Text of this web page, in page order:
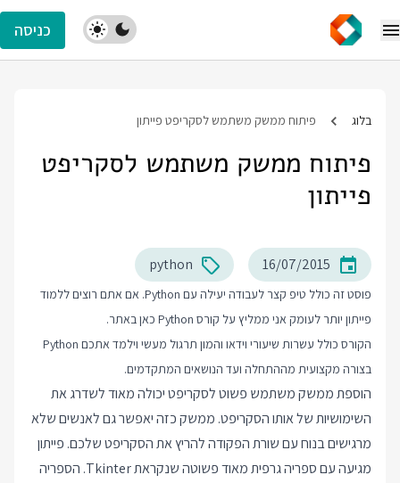
כניסה
בלוג פיתוח ממשק משתמש לסקריפט פייתון
פיתוח ממשק משתמש לסקריפט
פייתון
16/07/2015
python
פוסט זה כולל טיפ קצר לעבודה יעילה עם Python. אם אתם רוצים ללמוד
פייתון יותר לעומק אני ממליץ על קורס Python
כאן באתר.
הקורס כולל עשרות שיעורי וידאו והמון תרגול מעשי וילמד אתכם Python
בצורה מקצועית מההתחלה ועד הנושאים המתקדמים.
הוספת ממשק משתמש פשוט לסקריפט יכולה מאוד לשדרג את
השימושיות של אותו הסקריפט. ממשק כזה יאפשר גם לאנשים שלא
מרגישים בנוח עם שורת הפקודה להריץ את הסקריפט שלכם. פייתון
מגיעה עם ספריה גרפית מאוד פשוטה שנקראת Tkinter. הספריה